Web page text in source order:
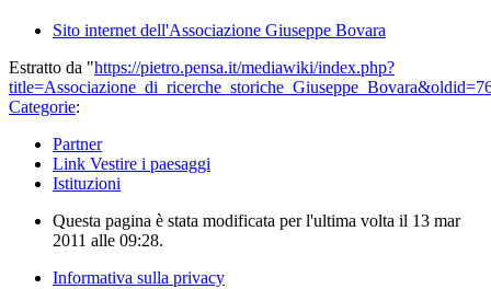
Sito internet dell'Associazione Giuseppe Bovara
Estratto da "https://pietro.pensa.it/mediawiki/index.php?
Categorie:
Partner
Link Vestire i paesaggi
Istituzioni
Questa pagina è stata modificata per l'ultima volta il 13 mar
2011 alle 09:28.
Informativa sulla privacy